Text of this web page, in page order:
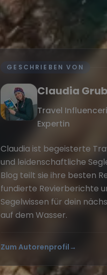
GESCHRIEBEN VON
Claudia
Travel
Expertin
Claudia ist begeisterte
und leidenschaftliche
Blog teilt sie ihre besten
fundierte Revierberichte
Segelwissen für dein
auf dem Wasser.
Zum Autorenprofil →